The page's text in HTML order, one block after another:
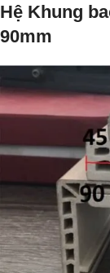
Hệ Khung
90mm